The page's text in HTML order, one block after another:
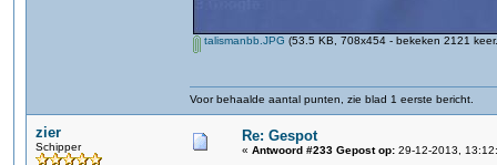
talismanbb.JPG (53.5 KB, 708x454 - bekeken 2121
Voor behaalde aantal punten, zie blad 1 eerste bericht.
zier
Schipper
Re: Gespot
« Antwoord #233 Gepost op: 29-12-2013,